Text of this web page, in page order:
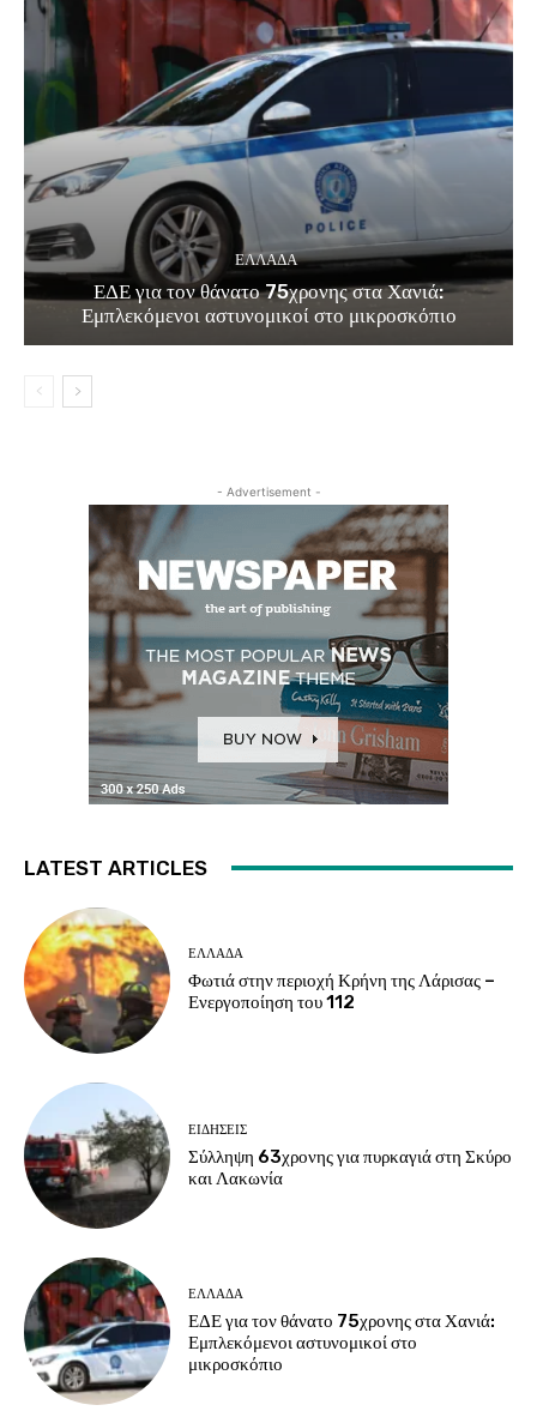
ΕΛΛΑΔΑ
ΕΔΕ για τον θάνατο 75χρονης στα Χανιά:
Εμπλεκόμενοι αστυνομικοί στο μικροσκόπιο
- Advertisement -
LATEST ARTICLES
ΕΛΛΑΔΑ
Φωτιά στην περιοχή Κρήνη της Λάρισας –
Ενεργοποίηση του 112
ΕΙΔΗΣΕΙΣ
Σύλληψη 63χρονης για πυρκαγιά στη Σκύρο
και Λακωνία
ΕΛΛΑΔΑ
ΕΔΕ για τον θάνατο 75χρονης στα Χανιά:
Εμπλεκόμενοι αστυνομικοί στο
μικροσκόπιο